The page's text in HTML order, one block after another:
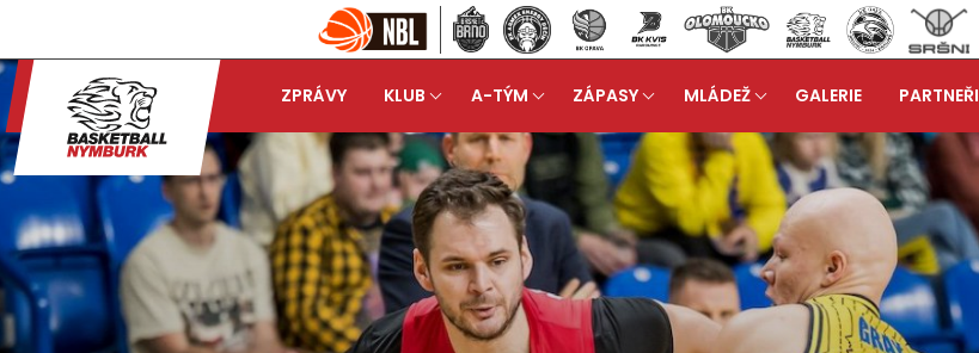
ZPRÁVY KLUB A-TÝM ZÁPASY MLÁDEŽ GALERIE PARTNEŘI